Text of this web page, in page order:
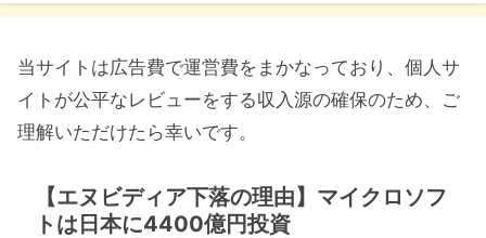
当サイトは広告費で運営費をまかなっており、個人サ
イトが公平なレビューをする収入源の確保のため、ご
理解いただけたら幸いです。
【エヌビディア下落の理由】マイクロソフ
トは日本に4400億円投資